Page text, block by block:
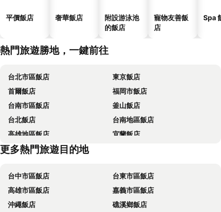
平價飯店 奢華飯店
附設游泳池
的飯店
寵物友善飯
店
Spa
熱門旅遊勝地，一鍵前往
台北市區飯店
東京飯店
首爾飯店
福岡市飯店
台南市區飯店
釜山飯店
台北飯店
台南地區飯店
高雄地區飯店
宜蘭飯店
台中地區飯店
更多熱門旅遊目的地
台中市區飯店
台東市區飯店
高雄市區飯店
嘉義市區飯店
沖繩飯店
礁溪鄉飯店